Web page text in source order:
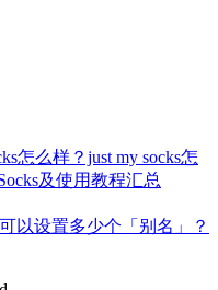
怎么样？just my socks怎
及使用教程汇总
以设置多少个「别名」？